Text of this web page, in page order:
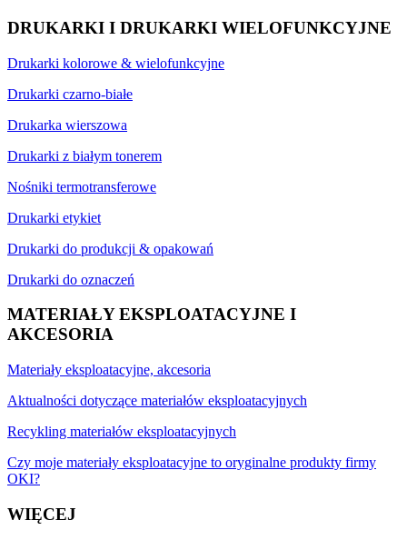
DRUKARKI I DRUKARKI WIELOFUNKCYJNE
Drukarki kolorowe & wielofunkcyjne
Drukarki czarno-białe
Drukarka wierszowa
Drukarki z białym tonerem
Nośniki termotransferowe
Drukarki etykiet
Drukarki do produkcji & opakowań
Drukarki do oznaczeń
MATERIAŁY EKSPLOATACYJNE I
AKCESORIA
Materiały eksploatacyjne, akcesoria
Aktualności dotyczące materiałów eksploatacyjnych
Recykling materiałów eksploatacyjnych
Czy moje materiały eksploatacyjne to oryginalne produkty firmy
OKI?
WIĘCEJ